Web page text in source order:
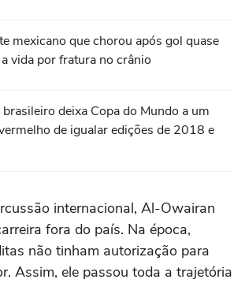
mexicano que chorou após gol quase
vida por fratura no crânio
deixa Copa do Mundo a um
de igualar edições de 2018 e
internacional, Al-Owairan
fora do país. Na época,
não tinham autorização para
Assim, ele passou toda a trajetória